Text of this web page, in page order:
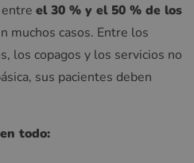
el 30 % y el 50 % de los
muchos casos. Entre los
los copagos y los servicios no
sus pacientes deben
todo: